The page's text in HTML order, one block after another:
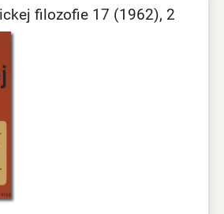
filozofie 17 (1962), 2